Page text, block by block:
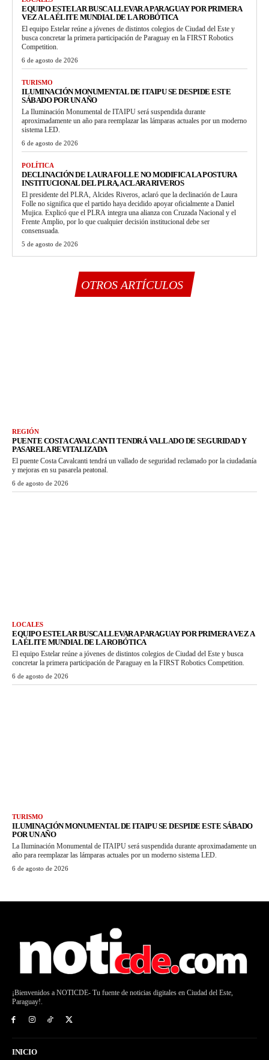
EQUIPO ESTELAR BUSCA LLEVAR A PARAGUAY POR PRIMERA
VEZ A LA ÉLITE MUNDIAL DE LA ROBÓTICA
El equipo Estelar reúne a jóvenes de distintos colegios de Ciudad del Este y
busca concretar la primera participación de Paraguay en la FIRST Robotics
Competition.
6 de agosto de 2026
TURISMO
ILUMINACIÓN MONUMENTAL DE ITAIPU SE DESPIDE ESTE
SÁBADO POR UN AÑO
La Iluminación Monumental de ITAIPU será suspendida durante
aproximadamente un año para reemplazar las lámparas actuales por un moderno
sistema LED.
6 de agosto de 2026
POLÍTICA
DECLINACIÓN DE LAURA FOLLE NO MODIFICA LA POSTURA
INSTITUCIONAL DEL PLRA, ACLARA RIVEROS
El presidente del PLRA, Alcides Riveros, aclaró que la declinación de Laura
Folle no significa que el partido haya decidido apoyar oficialmente a Daniel
Mujica. Explicó que el PLRA integra una alianza con Cruzada Nacional y el
Frente Amplio, por lo que cualquier decisión institucional debe ser
consensuada.
5 de agosto de 2026
OTROS ARTÍCULOS
REGIÓN
PUENTE COSTA CAVALCANTI TENDRÁ VALLADO DE SEGURIDAD Y
PASARELA REVITALIZADA
El puente Costa Cavalcanti tendrá un vallado de seguridad reclamado por la ciudadanía
y mejoras en su pasarela peatonal.
6 de agosto de 2026
LOCALES
EQUIPO ESTELAR BUSCA LLEVAR A PARAGUAY POR PRIMERA VEZ A
LA ÉLITE MUNDIAL DE LA ROBÓTICA
El equipo Estelar reúne a jóvenes de distintos colegios de Ciudad del Este y busca
concretar la primera participación de Paraguay en la FIRST Robotics Competition.
6 de agosto de 2026
TURISMO
ILUMINACIÓN MONUMENTAL DE ITAIPU SE DESPIDE ESTE SÁBADO
POR UN AÑO
La Iluminación Monumental de ITAIPU será suspendida durante aproximadamente un
año para reemplazar las lámparas actuales por un moderno sistema LED.
6 de agosto de 2026
¡Bienvenidos a NOTICDE- Tu fuente de noticias digitales en Ciudad del Este,
Paraguay!.
INICIO